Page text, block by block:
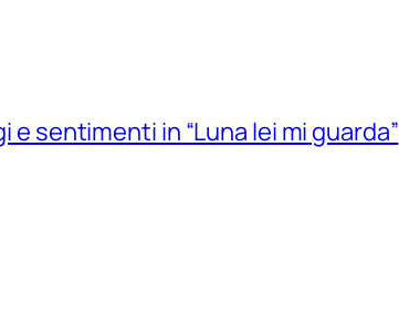
sentimenti in “Luna lei mi guarda”